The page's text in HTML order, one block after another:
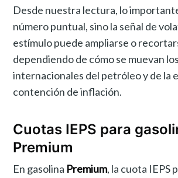
Desde nuestra lectura, lo
número puntual, sino la señal de
estímulo puede ampliarse o
dependiendo de cómo se muevan
internacionales del petróleo y de la
contención de inflación.
Cuotas IEPS para
Premium
En gasolina Premium, la cuota IEPS